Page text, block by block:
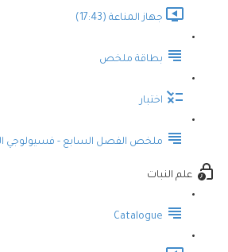
جهاز المناعة (17:43)
بطاقة ملخص
اختبار
ملخص الفصل السابع - فسيولوجي
علم النبات
Catalogue